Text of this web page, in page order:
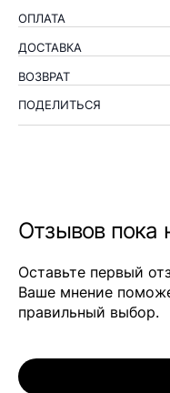
ОПЛАТА
ДОСТАВКА
ВОЗВРАТ
ПОДЕЛИТЬСЯ
Отзывов пока
Оставьте первый
Ваше мнение
правильный выбор.